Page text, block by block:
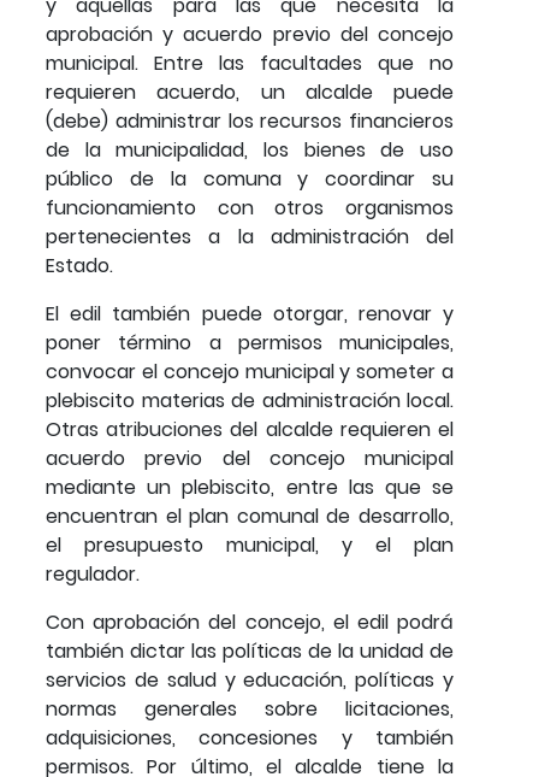
y aquellas para las que necesita la
aprobación y acuerdo previo del concejo
municipal. Entre las facultades que no
requieren acuerdo, un alcalde puede
(debe) administrar los recursos financieros
de la municipalidad, los bienes de uso
público de la comuna y coordinar su
funcionamiento con otros organismos
pertenecientes a la administración del
Estado.
El edil también puede otorgar, renovar y
poner término a permisos municipales,
convocar el concejo municipal y someter a
plebiscito materias de administración local.
Otras atribuciones del alcalde requieren el
acuerdo previo del concejo municipal
mediante un plebiscito, entre las que se
encuentran el plan comunal de desarrollo,
el presupuesto municipal, y el plan
regulador.
Con aprobación del concejo, el edil podrá
también dictar las políticas de la unidad de
servicios de salud y educación, políticas y
normas generales sobre licitaciones,
adquisiciones, concesiones y también
permisos. Por último, el alcalde tiene la